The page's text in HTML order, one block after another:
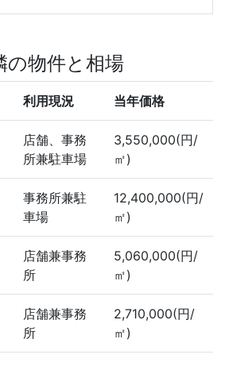
の物件と相場
利用現況 当年価格
店舗、事務
所兼駐車場
3,550,000(円/
㎡)
事務所兼駐
車場
12,400,000(円/
㎡)
店舗兼事務
所
5,060,000(円/
㎡)
店舗兼事務
所
2,710,000(円/
㎡)